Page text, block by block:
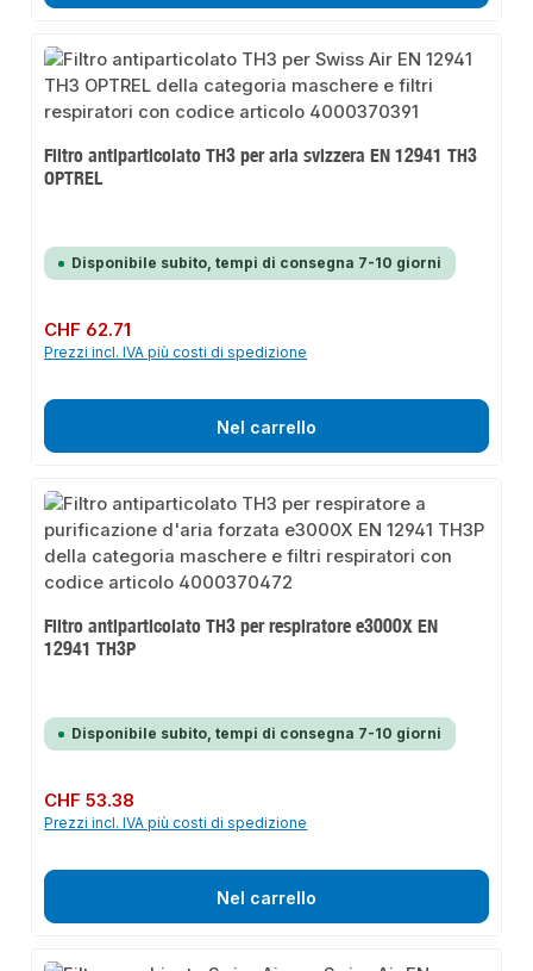
Filtro antiparticolato TH3 per aria svizzera EN 12941 TH3
OPTREL
Disponibile subito, tempi di consegna 7-10 giorni
Prezzo normale:
CHF 62.71
Prezzi incl. IVA più costi di spedizione
Nel carrello
Filtro antiparticolato TH3 per respiratore e3000X EN
12941 TH3P
Disponibile subito, tempi di consegna 7-10 giorni
Prezzo normale:
CHF 53.38
Prezzi incl. IVA più costi di spedizione
Nel carrello